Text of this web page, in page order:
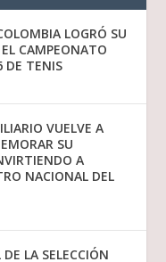
LOGRÓ SU
CAMPEONATO
DE TENIS
VUELVE A
SU
A
NACIONAL DEL
LA SELECCIÓN